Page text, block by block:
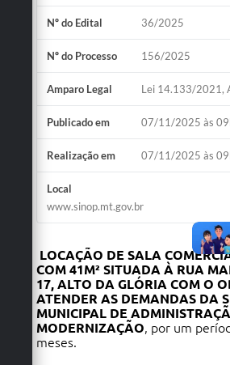
Nº do Edital 36/2025
Nº do Processo 156/2025
Amparo Legal Lei 14.133/2021,
Publicado em 07/11/2025 às
Realização em 07/11/2025 às
Local
www.sinop.mt.gov.br
LOCAÇÃO DE SALA
COM 41M² SITUADA À RUA
17, ALTO DA GLÓRIA COM O
ATENDER AS DEMANDAS DA
MUNICIPAL DE
MODERNIZAÇÃO, por um
meses.